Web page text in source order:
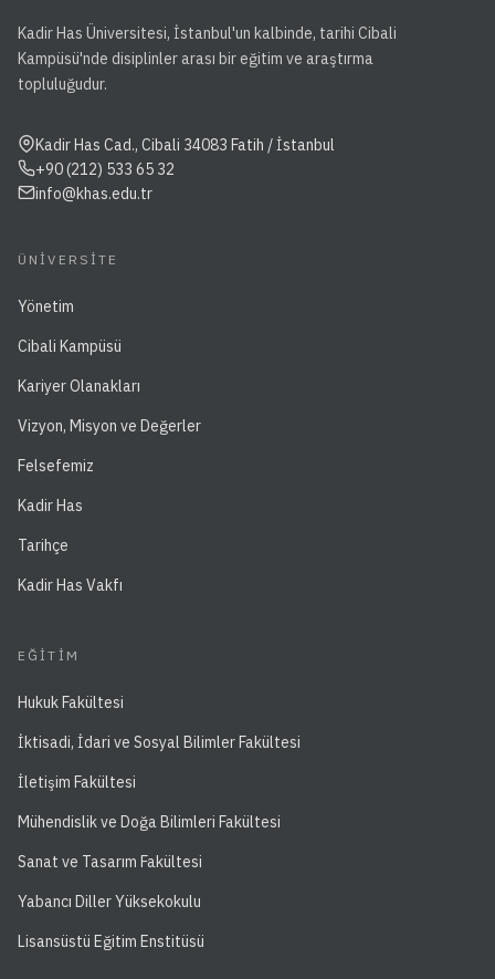
Kadir Has Üniversitesi, İstanbul'un kalbinde, tarihi Cibali
Kampüsü'nde disiplinler arası bir eğitim ve araştırma
topluluğudur.
Kadir Has Cad., Cibali 34083 Fatih / İstanbul
+90 (212) 533 65 32
info@khas.edu.tr
ÜNIVERSITE
Yönetim
Cibali Kampüsü
Kariyer Olanakları
Vizyon, Misyon ve Değerler
Felsefemiz
Kadir Has
Tarihçe
Kadir Has Vakfı
EĞITIM
Hukuk Fakültesi
İktisadi, İdari ve Sosyal Bilimler Fakültesi
İletişim Fakültesi
Mühendislik ve Doğa Bilimleri Fakültesi
Sanat ve Tasarım Fakültesi
Yabancı Diller Yüksekokulu
Lisansüstü Eğitim Enstitüsü